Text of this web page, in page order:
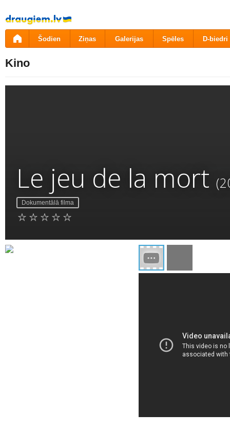
Pāriet
uz
saturu
Šodien Ziņas Galerijas Spēles D-biedri
Kino
Le jeu de la mort
Dokumentālā filma